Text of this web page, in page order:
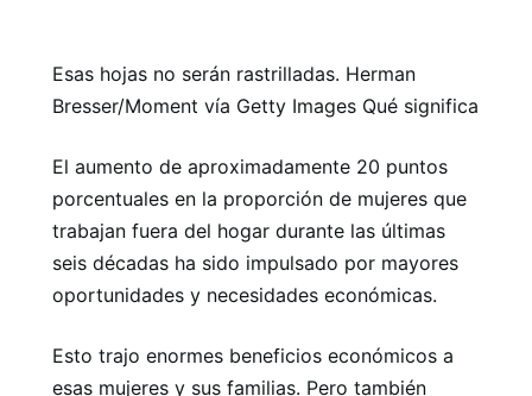
Esas hojas no serán rastrilladas. Herman
Bresser/Moment vía Getty Images Qué significa
El aumento de aproximadamente 20 puntos
porcentuales en la proporción de mujeres que
trabajan fuera del hogar durante las últimas
seis décadas ha sido impulsado por mayores
oportunidades y necesidades económicas.
Esto trajo enormes beneficios económicos a
esas mujeres y sus familias. Pero también